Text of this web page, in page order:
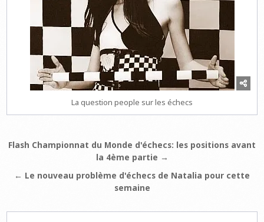
La question people sur les échecs
Navigation
l’article
Flash Championnat du Monde d'échecs: les positions avant
la 4ème partie →
← Le nouveau problème d'échecs de Natalia pour cette
semaine